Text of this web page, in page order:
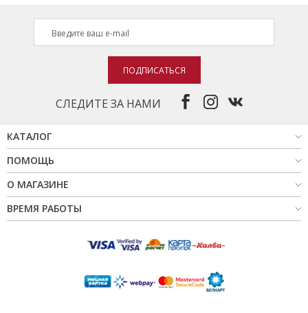
СЛЕДИТЕ ЗА НАМИ
ПОДПИСАТЬСЯ
КАТАЛОГ
ПОМОЩЬ
О МАГАЗИНЕ
ВРЕМЯ РАБОТЫ